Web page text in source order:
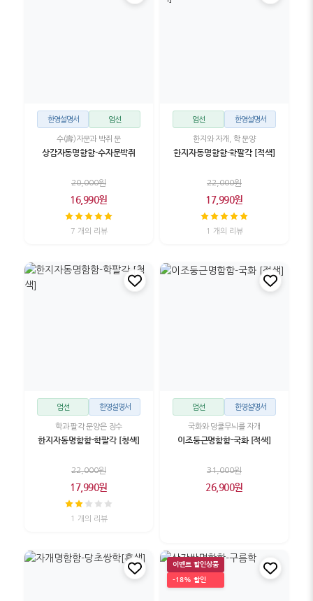
한영설명서 엄선
수(壽)자문과 박쥐 문
상감자동명함함-수자문박쥐
20,000원
16,990원
7 개의 리뷰
엄선 한영설명서
한지와 자개, 학 문양
한지자동명함함-학팔각 [적색]
22,000원
17,990원
1 개의 리뷰
엄선 한영설명서
학과 팔각 문양은 장수
한지자동명함함-학팔각 [청색]
22,000원
17,990원
1 개의 리뷰
엄선 한영설명서
국화와 덩쿨무늬를 자개
이조둥근명함함-국화 [적색]
31,000원
26,900원
이벤트 할인상품
-18% 할인